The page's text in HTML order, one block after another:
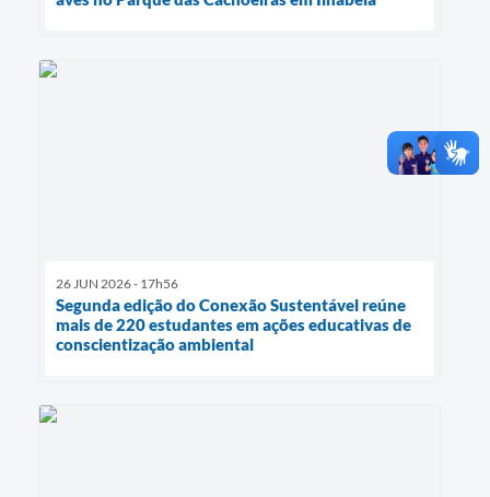
26 JUN 2026 - 17h56
Segunda edição do Conexão Sustentável reúne
mais de 220 estudantes em ações educativas de
conscientização ambiental